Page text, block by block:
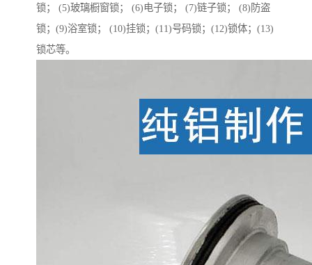
锁； (5)玻璃橱窗锁； (6)电子锁； (7)链子锁； (8)防盗
锁；(9)浴室锁； (10)挂锁；(11)号码锁；(12)锁体；(13)
锁芯等。